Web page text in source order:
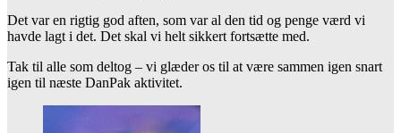
Det var en rigtig god aften, som var al den tid og penge værd vi
havde lagt i det. Det skal vi helt sikkert fortsætte med.
Tak til alle som deltog – vi glæder os til at være sammen igen snart
igen til næste DanPak aktivitet.